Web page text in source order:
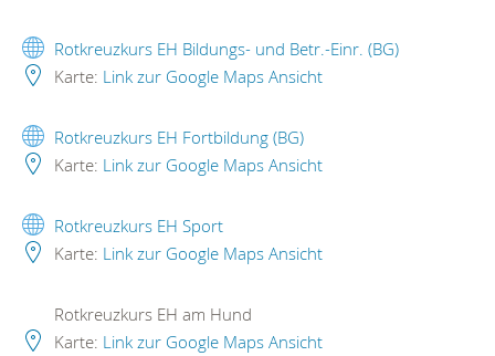
Rotkreuzkurs EH Bildungs- und Betr.-Einr. (BG)
Karte: Link zur Google Maps Ansicht
Rotkreuzkurs EH Fortbildung (BG)
Karte: Link zur Google Maps Ansicht
Rotkreuzkurs EH Sport
Karte: Link zur Google Maps Ansicht
Rotkreuzkurs EH am Hund
Karte: Link zur Google Maps Ansicht